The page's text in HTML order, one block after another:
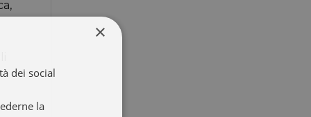
×
dei social
la